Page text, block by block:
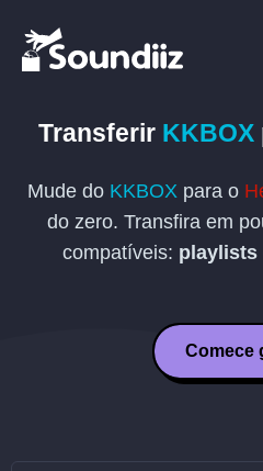
Transferir KKBOX
Mude do KKBOX para o
do zero. Transfira em
compatíveis: playlists
Comece